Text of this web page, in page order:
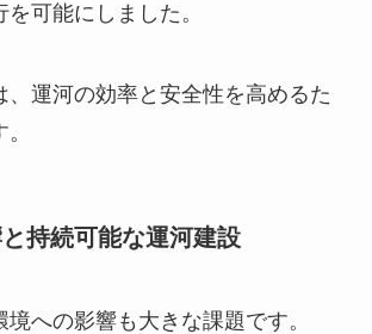
可能にしました。
、運河の効率と安全性を高めるた
持続可能な運河建設
への影響も大きな課題です。